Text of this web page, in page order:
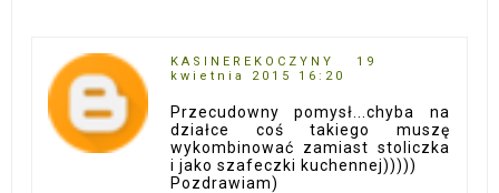
KASINEREKOCZYNY
19
kwietnia 2015 16:20
Przecudowny pomysł...chyba na
działce coś takiego muszę
wykombinować zamiast stoliczka
i jako szafeczki kuchennej)))))
Pozdrawiam)